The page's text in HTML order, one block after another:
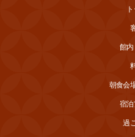
館内
朝食会
宿泊
過